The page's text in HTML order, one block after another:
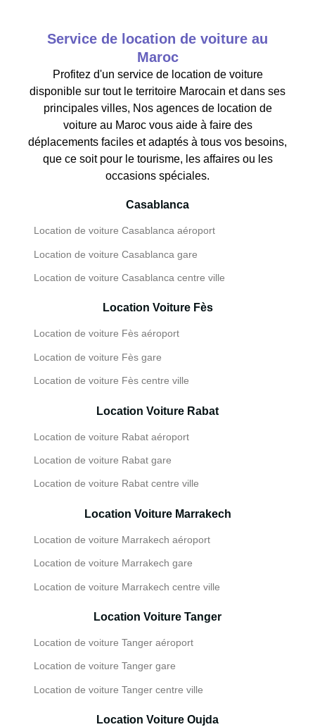
Service de location de voiture au
Maroc
Profitez d'un service de location de voiture
disponible sur tout le territoire Marocain et dans ses
principales villes, Nos agences de location de
voiture au Maroc vous aide à faire des
déplacements faciles et adaptés à tous vos besoins,
que ce soit pour le tourisme, les affaires ou les
occasions spéciales.
Casablanca
Location de voiture Casablanca aéroport
Location de voiture Casablanca gare
Location de voiture Casablanca centre ville
Location Voiture Fès
Location de voiture Fès aéroport
Location de voiture Fès gare
Location de voiture Fès centre ville
Location Voiture Rabat
Location de voiture Rabat aéroport
Location de voiture Rabat gare
Location de voiture Rabat centre ville
Location Voiture Marrakech
Location de voiture Marrakech aéroport
Location de voiture Marrakech gare
Location de voiture Marrakech centre ville
Location Voiture Tanger
Location de voiture Tanger aéroport
Location de voiture Tanger gare
Location de voiture Tanger centre ville
Location Voiture Oujda